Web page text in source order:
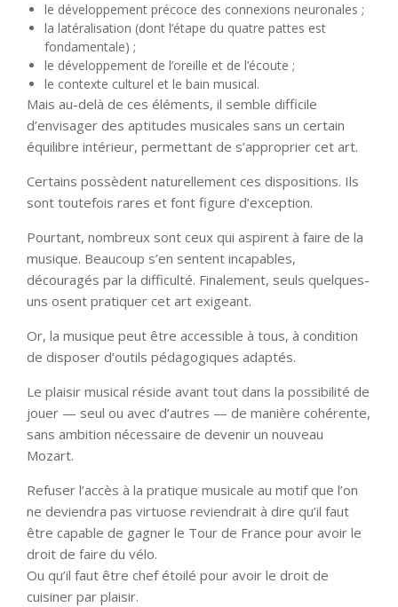
le développement précoce des connexions neuronales ;
la latéralisation (dont l’étape du quatre pattes est
fondamentale) ;
le développement de l’oreille et de l’écoute ;
le contexte culturel et le bain musical.
Mais au-delà de ces éléments, il semble difficile
d’envisager des aptitudes musicales sans un certain
équilibre intérieur, permettant de s’approprier cet art.
Certains possèdent naturellement ces dispositions. Ils
sont toutefois rares et font figure d’exception.
Pourtant, nombreux sont ceux qui aspirent à faire de la
musique. Beaucoup s’en sentent incapables,
découragés par la difficulté. Finalement, seuls quelques-
uns osent pratiquer cet art exigeant.
Or, la musique peut être accessible à tous, à condition
de disposer d’outils pédagogiques adaptés.
Le plaisir musical réside avant tout dans la possibilité de
jouer — seul ou avec d’autres — de manière cohérente,
sans ambition nécessaire de devenir un nouveau
Mozart.
Refuser l’accès à la pratique musicale au motif que l’on
ne deviendra pas virtuose reviendrait à dire qu’il faut
être capable de gagner le Tour de France pour avoir le
droit de faire du vélo.
Ou qu’il faut être chef étoilé pour avoir le droit de
cuisiner par plaisir.